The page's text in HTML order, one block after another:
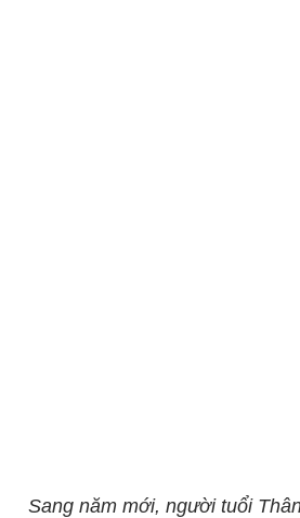
Sang năm mới, người tuổi